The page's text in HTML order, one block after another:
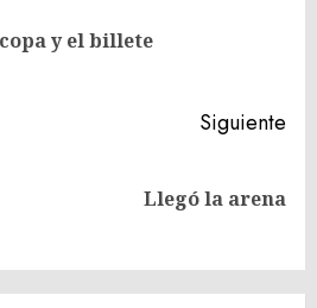
y el billete
Siguiente
Llegó la arena